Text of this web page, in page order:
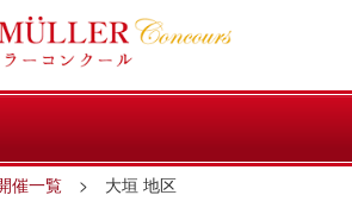
催一覧 > 大垣 地区